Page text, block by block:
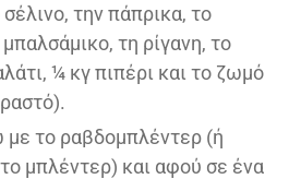
την πάπρικα, το
τη ρίγανη, το
¼ κγ πιπέρι και το ζωμό
με το ραβδομπλέντερ (ή
μπλέντερ) και αφού σε ένα